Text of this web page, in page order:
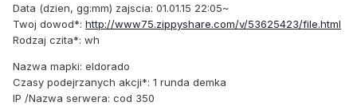
Data (dzien, gg:mm) zajscia: 01.01.15 22:05~
Twoj dowod*: http://www75.zippyshare.com/v/53625423/file.html
Rodzaj czita*: wh
Nazwa mapki: eldorado
Czasy podejrzanych akcji*: 1 runda demka
IP /Nazwa serwera: cod 350